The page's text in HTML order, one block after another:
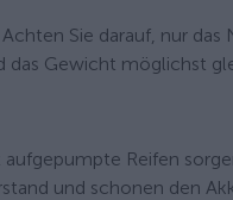
Sie darauf, nur das
das Gewicht möglichst
Reifen
und schonen den